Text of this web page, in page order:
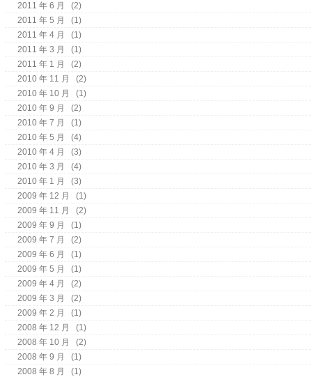
2011 年 6 月
(2)
2011 年 5 月
(1)
2011 年 4 月
(1)
2011 年 3 月
(1)
2011 年 1 月
(2)
2010 年 11 月
(2)
2010 年 10 月
(1)
2010 年 9 月
(2)
2010 年 7 月
(1)
2010 年 5 月
(4)
2010 年 4 月
(3)
2010 年 3 月
(4)
2010 年 1 月
(3)
2009 年 12 月
(1)
2009 年 11 月
(2)
2009 年 9 月
(1)
2009 年 7 月
(2)
2009 年 6 月
(1)
2009 年 5 月
(1)
2009 年 4 月
(2)
2009 年 3 月
(2)
2009 年 2 月
(1)
2008 年 12 月
(1)
2008 年 10 月
(2)
2008 年 9 月
(1)
2008 年 8 月
(1)